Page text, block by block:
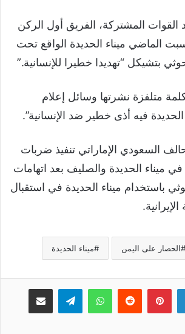
القوات المشتركة، الفريق أول الركن
الماضي ميناء الحديدة الواقع تحت
بتشيكل “تهديدا خطيرا للإنسانية.”
متلفزة نشرتها وسائل إعلام
فيه أذى خطير ضد الإنسانية”.
السعودي الإماراتي تنفيذ ضربات
ميناء الحديدة والصليف بعد اتهامات
باستخدام ميناء الحديدة في استقبال
الحصار على اليمن ميناء الحديدة
لينكدإنبينتيريست واتسابتيلقرام مشاركة عبر البريد